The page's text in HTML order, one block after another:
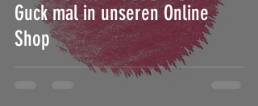
Guck mal in unseren Online
Shop